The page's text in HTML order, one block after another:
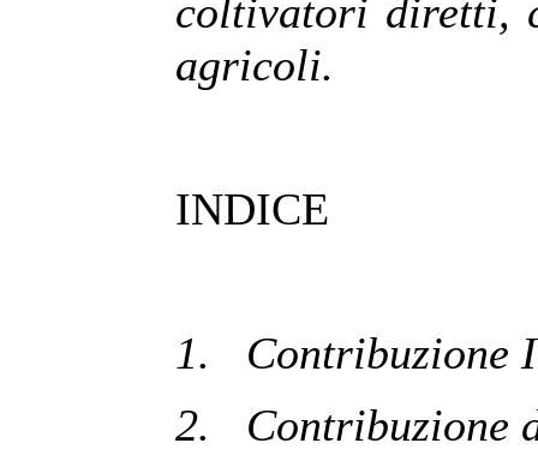
coltivatori diretti,
agricoli.
INDICE
1. Contribuzione
2. Contribuzione